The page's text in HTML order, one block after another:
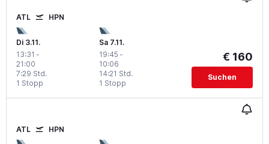
ATL HPN
Di 3.11.
13:31 -
21:00
1 Stopp
7:29 Std.
Sa 7.11.
19:45 -
10:06
1 Stopp
14:21 Std.
€ 160
Suchen
ATL HPN